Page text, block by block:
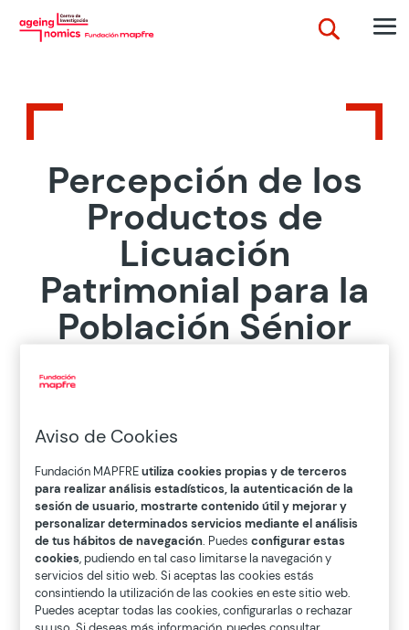
Percepción de los
Productos de
Licuación
Patrimonial para la
Población Sénior
Home>Publicaciones>Otras
Productos de Licuación Patrimonial para la Población Sénior
Española
Aviso de Cookies
Fundación MAPFREutiliza cookies propias y de terceros
para realizar análisis estadísticos, la autenticación de la
sesión de usuario, mostrarte contenido útil y mejorar y
personalizar determinados servicios mediante el análisis
de tus hábitos de navegación . Puedesconfigurar estas
cookies , pudiendo en tal caso limitarse la navegación y
servicios del sitio web. Si aceptas las cookies estás
consintiendo la utilización de las cookies en este sitio web.
Puedes aceptar todas las cookies, configurarlas o rechazar
su uso. Si deseas más información, puedes consultar